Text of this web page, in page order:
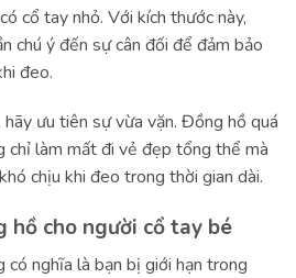
cổ tay nhỏ. Với kích thước này,
chú ý đến sự cân đối để đảm bảo
đeo.
hãy ưu tiên sự vừa vặn. Đồng hồ quá
chỉ làm mất đi vẻ đẹp tổng thể mà
chịu khi đeo trong thời gian dài.
hồ cho người cổ tay bé
có nghĩa là bạn bị giới hạn trong